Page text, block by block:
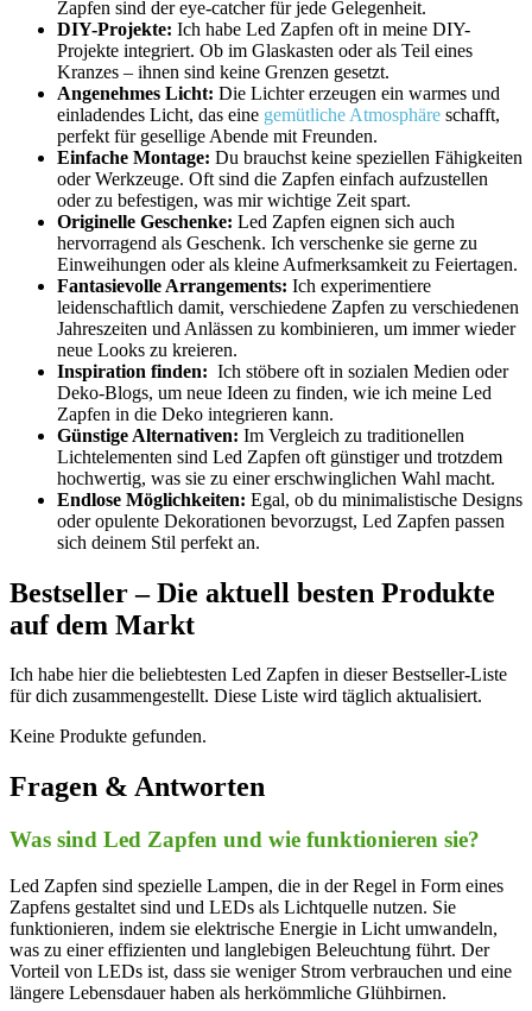
Zapfen ​sind der eye-catcher für ⁢jede Gelegenheit.
DIY-Projekte: Ich habe Led ​Zapfen oft in⁢ meine ⁤DIY-
Projekte ⁣integriert. Ob im Glaskasten‍ oder als Teil​ eines
Kranzes – ihnen sind keine Grenzen ⁤gesetzt.
Angenehmes Licht: Die Lichter ​erzeugen ein ⁤warmes und
einladendes ⁢Licht, das eine gemütliche Atmosphäre schafft,‌
perfekt⁣ für gesellige⁤ Abende mit Freunden.
Einfache Montage: Du brauchst keine speziellen ⁤Fähigkeiten
oder Werkzeuge. Oft sind‌ die Zapfen ‍einfach aufzustellen ​
oder ⁣zu befestigen, ⁣was mir​ wichtige⁣ Zeit spart.
Originelle Geschenke: Led ⁤Zapfen eignen ⁤sich auch⁤
hervorragend als ​Geschenk. Ich verschenke‍ sie ‍gerne ‍zu‍
Einweihungen⁢ oder als ⁣kleine Aufmerksamkeit zu⁢ Feiertagen.
Fantasievolle Arrangements: Ich experimentiere
leidenschaftlich damit, verschiedene ‍Zapfen‍ zu verschiedenen
Jahreszeiten und Anlässen zu kombinieren, um ‌immer wieder
neue Looks zu kreieren.
Inspiration finden: ⁣ Ich stöbere oft‌ in sozialen Medien oder
Deko-Blogs, um neue Ideen zu finden, wie ich ‌meine Led
Zapfen ‌in die ‍Deko integrieren kann.
Günstige Alternativen: Im Vergleich zu traditionellen
Lichtelementen sind Led Zapfen ‍oft günstiger und trotzdem
hochwertig, was sie zu einer erschwinglichen Wahl macht.
Endlose Möglichkeiten: ‍Egal, ob du minimalistische⁣ Designs
oder opulente Dekorationen bevorzugst, Led Zapfen‌ passen
sich deinem​ Stil perfekt an.
Bestseller – Die‌ aktuell besten Produkte
auf dem Markt
Ich habe hier die beliebtesten Led Zapfen‍ in⁣ dieser Bestseller-Liste⁢
für dich zusammengestellt.⁣ Diese‍ Liste wird​ täglich aktualisiert.
Keine Produkte gefunden.
Fragen & Antworten
Was​ sind Led Zapfen und‍ wie funktionieren sie?
Led Zapfen sind ⁢spezielle Lampen,‍ die in der Regel in Form eines
⁣Zapfens gestaltet ⁣sind und LEDs als Lichtquelle nutzen. Sie
⁤funktionieren,⁤ indem sie elektrische Energie‌ in Licht ‌umwandeln,
⁣was ⁢zu einer effizienten und ‌langlebigen Beleuchtung führt. Der
‌Vorteil von LEDs ist, ‍dass sie weniger ‍Strom verbrauchen ‍und⁢ eine‍
längere Lebensdauer haben als​ herkömmliche Glühbirnen.